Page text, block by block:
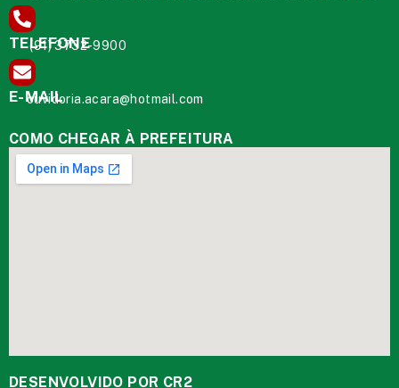
TELEFONE
(91) 3732-9900
E-MAIL
ouvidoria.acara@hotmail.com
COMO CHEGAR À PREFEITURA
DESENVOLVIDO POR CR2